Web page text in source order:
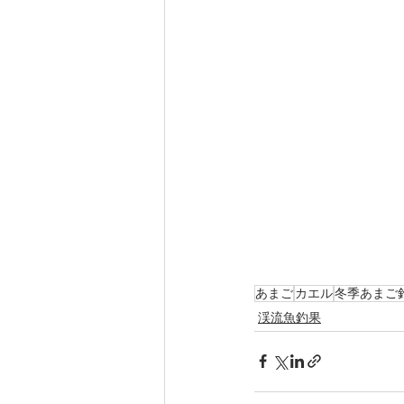
あまごカエル冬季あまご
渓流魚釣果